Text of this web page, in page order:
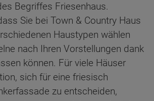
Begriffes Friesenhaus.
Sie bei Town & Country Haus
Haustypen wählen
nach Ihren Vorstellungen dank
können. Für viele Häuser
sich für eine friesisch
zu entscheiden,